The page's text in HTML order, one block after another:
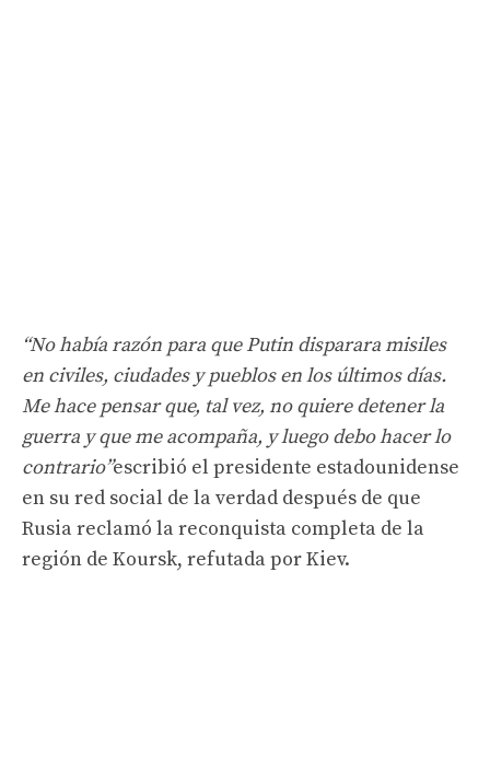
“No había razón para que Putin disparara misiles
en civiles, ciudades y pueblos en los últimos días.
Me hace pensar que, tal vez, no quiere detener la
guerra y que me acompaña, y luego debo hacer lo
contrario”escribió el presidente estadounidense
en su red social de la verdad después de que
Rusia reclamó la reconquista completa de la
región de Koursk, refutada por Kiev.